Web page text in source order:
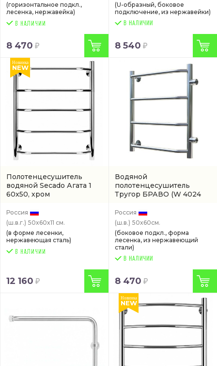
(горизонтальное подкл.,
лесенка, нержавейка)
8 470
(U-образный, боковое
подключение, из нержавейки)
В НАЛИЧИИ
8 540
Полотенцесушитель
водяной Secado Агата 1
60x50, хром
Новинка
NEW
Россия
(ш.в.г.) 50x60x11 см.
(в форме лесенки,
нержавеющая сталь)
12 160
Водяной
полотенцесушитель
Тругор БРАВО (W 4024
Россия
(ш.в.) 50x60см.
(боковое подкл., форма
лесенка, из нержавеющий
стали)
В НАЛИЧИИ
8 470
Новинка
NEW